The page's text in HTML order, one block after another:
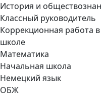
История и
Классный руководитель
Коррекционная работа в
школе
Математика
Начальная школа
Немецкий язык
ОБЖ